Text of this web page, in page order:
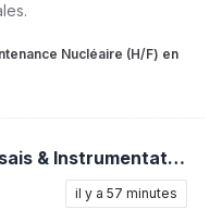
Nucléaire (H/F) en
Architecte Systèmes D’essais & Instrumentation Aéronautique (H/F)
il y a 57 minutes